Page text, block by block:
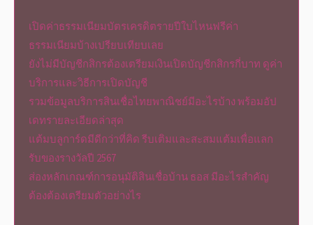
เปิดค่าธรรมเนียมบัตรเครดิตรายปีใบไหนฟรีค่า
ธรรมเนียมบ้างเปรียบเทียบเลย
ยังไม่มีบัญชีกสิกรต้องเตรียมเงินเปิดบัญชีกสิกรกี่บาท ดูค่า
บริการและวิธีการเปิดบัญชี
รวมข้อมูลบริการสินเชื่อไทยพาณิชย์มีอะไรบ้าง พร้อมอัป
เดทรายละเอียดล่าสุด
แต้มบลูการ์ดมีดีกว่าที่คิด รีบเติมและสะสมแต้มเพื่อแลก
รับของรางวัลปี 2567
ส่องหลักเกณฑ์การอนุมัติสินเชื่อบ้าน ธอส มีอะไรสำคัญ
ต้องต้องเตรียมตัวอย่างไร